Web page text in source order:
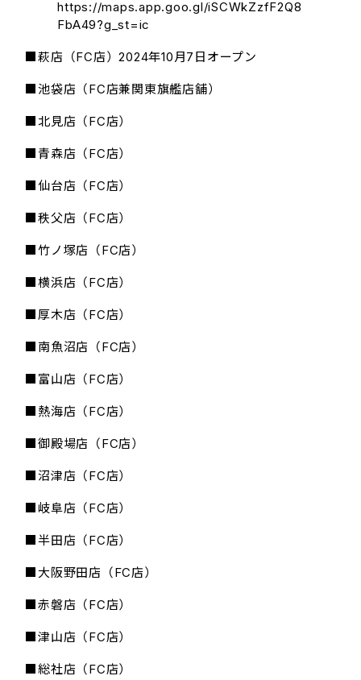
https://maps.app.goo.gl/iSCWkZzfF2Q8
FbA49?g_st=ic
■萩店（FC店）2024年10月7日オープン
■池袋店（FC店兼関東旗艦店舗）
■北見店（FC店）
■青森店（FC店）
■仙台店（FC店）
■秩父店（FC店）
■竹ノ塚店（FC店）
■横浜店（FC店）
■厚木店（FC店）
■南魚沼店（FC店）
■富山店（FC店）
■熱海店（FC店）
■御殿場店（FC店）
■沼津店（FC店）
■岐阜店（FC店）
■半田店（FC店）
■大阪野田店（FC店）
■赤磐店（FC店）
■津山店（FC店）
■総社店（FC店）